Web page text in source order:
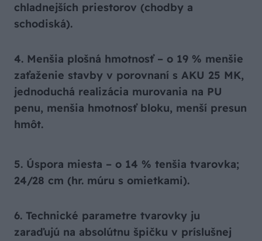
chladnejších priestorov (chodby a
schodiská).
4. Menšia plošná hmotnosť – o 19 % menšie
zaťaženie stavby v porovnaní s AKU 25 MK,
jednoduchá realizácia murovania na PU
penu, menšia hmotnosť bloku, menší presun
hmôt.
5. Úspora miesta – o 14 % tenšia tvarovka;
24/28 cm (hr. múru s omietkami).
6. Technické parametre tvarovky ju
zaraďujú na absolútnu špičku v príslušnej